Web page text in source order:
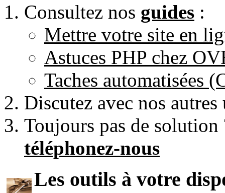
Consultez nos guides :
Mettre votre site en
Astuces PHP chez
Taches automatisées
Discutez avec nos
Toujours pas de
téléphonez-nous
Les outils à votre